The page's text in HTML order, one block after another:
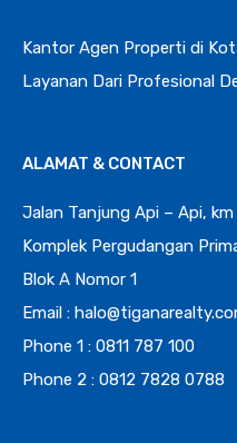
Kantor Agen Properti di
Layanan Dari Profesional
ALAMAT & CONTACT
Jalan Tanjung Api – Api, km
Komplek Pergudangan
Blok A Nomor 1
Email :
Phone 1 : 0811 787 100
Phone 2 : 0812 7828 0788